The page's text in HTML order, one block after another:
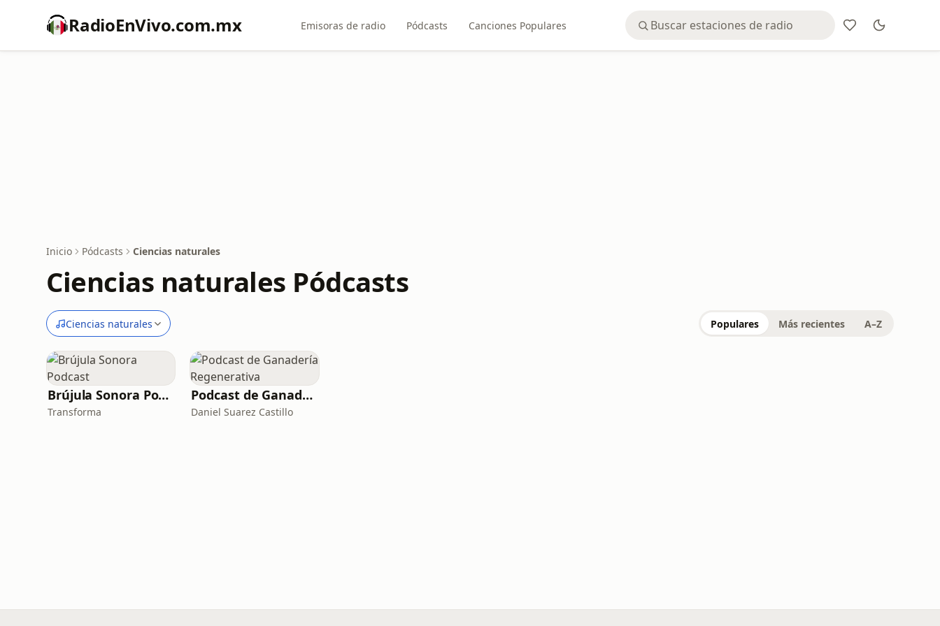
RadioEnVivo.com.mx Emisoras de radio Pódcasts Canciones Populares
Inicio Pódcasts Ciencias naturales
Ciencias naturales Pódcasts
Ciencias naturales Populares Más recientes A–Z
Brújula Sonora Podcast
Transforma
Podcast de Ganadería Regenerativa
Daniel Suarez Castillo